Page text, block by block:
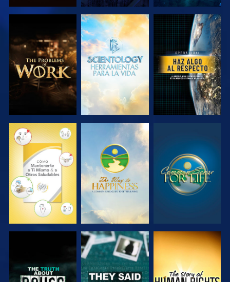
EXPLORA LAS
SERIES
EXPLORA LAS
SERIES
VE
VE VE VE
VE VE